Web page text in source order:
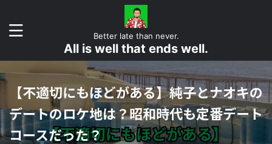
Better late than never.
All is well that ends well.
【不適切にもほどがある】純子とナオキの
デートのロケ地は？昭和時代も定番デート
コースだった？